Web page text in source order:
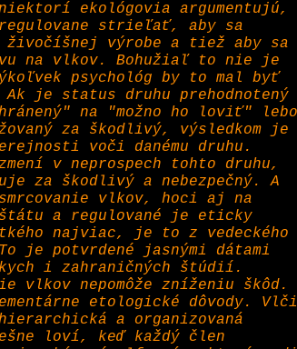
ekológovia argumentujú,
strieľať, aby sa
živočíšnej výrobe a tiež aby sa
na vlkov. Bohužiaľ to nie je
psychológ by to mal byť
je status druhu prehodnotený
na "možno ho loviť" lebo
za škodlivý, výsledkom je
voči danému druhu.
v neprospech tohto druhu,
za škodlivý a nebezpečný. A
vlkov, hoci aj na
a regulované je eticky
najviac, je to z vedeckého
je potvrdené jasnými dátami
i zahraničných štúdií.
vlkov nepomôže zníženiu škôd.
etologické dôvody.
a organizovaná
loví, keď každý člen